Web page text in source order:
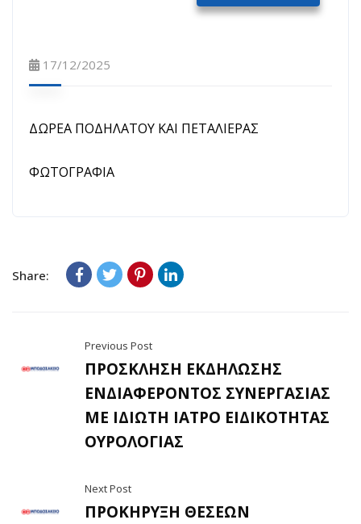
17/12/2025
ΔΩΡΕΑ ΠΟΔΗΛΑΤΟΥ ΚΑΙ ΠΕΤΑΛΙΕΡΑΣ
ΦΩΤΟΓΡΑΦΙΑ
Share:
Previous Post
ΠΡΟΣΚΛΗΣΗ ΕΚΔΗΛΩΣΗΣ
ΕΝΔΙΑΦΕΡΟΝΤΟΣ ΣΥΝΕΡΓΑΣΙΑΣ
ΜΕ ΙΔΙΩΤΗ ΙΑΤΡΟ ΕΙΔΙΚΟΤΗΤΑΣ
ΟΥΡΟΛΟΓΙΑΣ
Next Post
ΠΡΟΚΗΡΥΞΗ ΘΕΣΕΩΝ